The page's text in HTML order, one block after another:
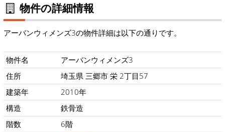
物件の詳細情報
アーバンウィメンズ3の物件詳細は以下の通りです。
物件名
アーバンウィメンズ3
住所
埼玉県 三郷市 栄 2丁目57
建築年
2010年
構造
鉄骨造
階数
6階